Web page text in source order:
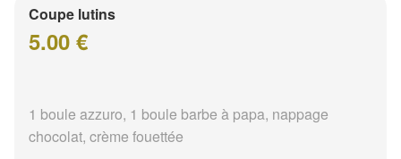
Coupe lutins
5.00 €
1 boule azzuro, 1 boule barbe à papa, nappage
chocolat, crème fouettée